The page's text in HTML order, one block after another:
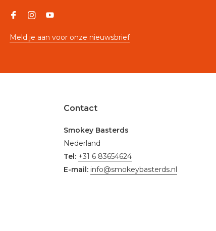
Meld je aan voor onze nieuwsbrief
Contact
Smokey Basterds
Nederland
Tel: +31 6 83654624
E-mail: info@smokeybasterds.nl